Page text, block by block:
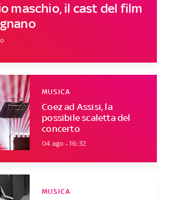
maschio, il cast del film
Coez ad Assisi, la
possibile scaletta del
concerto
MUSICA
04 ago - 16:32
MUSICA